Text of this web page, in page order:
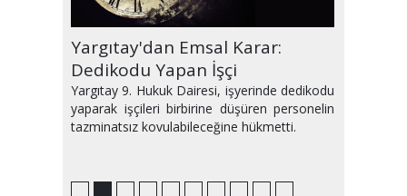
Ağustos Ayı Avrupa'yı Sıcaktan
Kavurdu
Yargıtay'dan Emsal Karar:
Dedikodu Yapan İşçi
Yargıtay 9. Hukuk Dairesi, işyerinde dedikodu
yaparak işçileri birbirine düşüren personelin
tazminatsız kovulabileceğine hükmetti.
Bu Hafta Sinemalarda Yeni
Filmler Var
PlayStation'da Zirvede Hangi
Oyunlar Var?
Samsun'da Haftanın Etkinlikleri
Medyum Makbule Kimdir ve
Makbule Hoca Büyü Bozar mı?
IQ sıralamasında geriledik!
2,5 saatimiz sosyal medyada
geçiyor
Plajda2.5 ton atık
Evinizi Yeni Gibi Gösterecek
Dekorasyon Önerileri